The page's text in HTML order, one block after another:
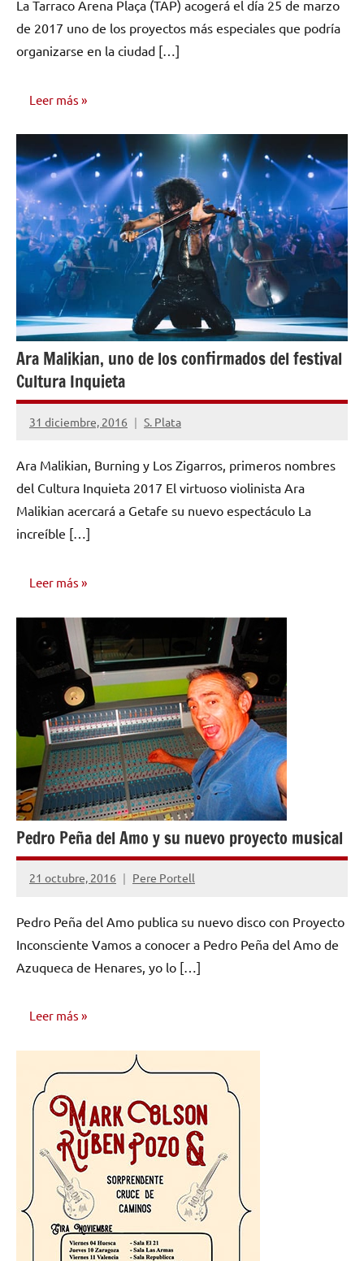
comentarios
La Tarraco Arena Plaça (TAP) acogerá el día 25 de marzo
de 2017 uno de los proyectos más especiales que podría
organizarse en la ciudad […]
Leer más
NOTICIAS
Ara Malikian, uno de los confirmados del festival
Cultura Inquieta
31 diciembre, 2016 S. Plata
No
comentarios
Ara Malikian, Burning y Los Zigarros, primeros nombres
del Cultura Inquieta 2017 El virtuoso violinista Ara
Malikian acercará a Getafe su nuevo espectáculo La
increíble […]
Leer más
NOTICIAS
Pedro Peña del Amo y su nuevo proyecto musical
21 octubre, 2016 Pere Portell
No
comentarios
Pedro Peña del Amo publica su nuevo disco con Proyecto
Inconsciente Vamos a conocer a Pedro Peña del Amo de
Azuqueca de Henares, yo lo […]
Leer más